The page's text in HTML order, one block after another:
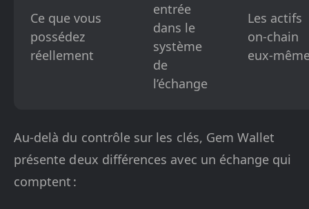
Ce que vous
possédez
réellement
entrée
dans le
système
de
l’échange
Les actifs
on-chain
eux-
Au-delà du contrôle sur les clés, Gem Wallet
présente deux différences avec un échange qui
comptent :